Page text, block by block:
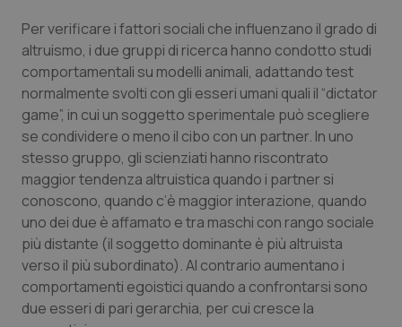
Toscana
Umbria
Valle D’Aosta
Veneto
Obesità
Oftalmologia
Oncodermatologia
Oncoematologia
Oncologia & Nutrizione
Psoriasi & pelle
Quotidiano Cardiologia
Per verificare i fattori sociali che influenzano il grado di
altruismo, i due gruppi di ricerca hanno condotto studi
comportamentali su modelli animali, adattando test
normalmente svolti con gli esseri umani quali il “dictator
game”, in cui un soggetto sperimentale può scegliere
se condividere o meno il cibo con un partner. In uno
stesso gruppo, gli scienziati hanno riscontrato
maggior tendenza altruistica quando i partner si
conoscono, quando c’è maggior interazione, quando
uno dei due è affamato e tra maschi con rango sociale
più distante (il soggetto dominante è più altruista
verso il più subordinato). Al contrario aumentano i
comportamenti egoistici quando a confrontarsi sono
due esseri di pari gerarchia, per cui cresce la